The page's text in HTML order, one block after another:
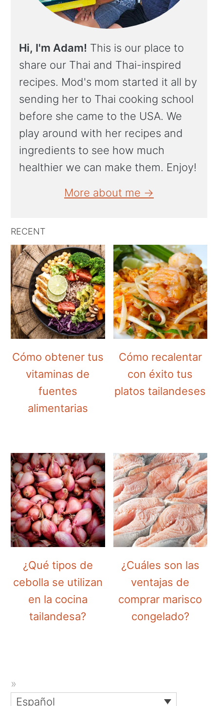
Hi, I'm Adam! This is our place to
share our Thai and Thai-inspired
recipes. Mod's mom started it all by
sending her to Thai cooking school
before she came to the USA. We
play around with her recipes and
ingredients to see how much
healthier we can make them. Enjoy!
More about me →
RECENT
Cómo obtener tus
vitaminas de
fuentes
alimentarias
Cómo recalentar
con éxito tus
platos tailandeses
¿Qué tipos de
cebolla se utilizan
en la cocina
tailandesa?
¿Cuáles son las
ventajas de
comprar marisco
congelado?
Español